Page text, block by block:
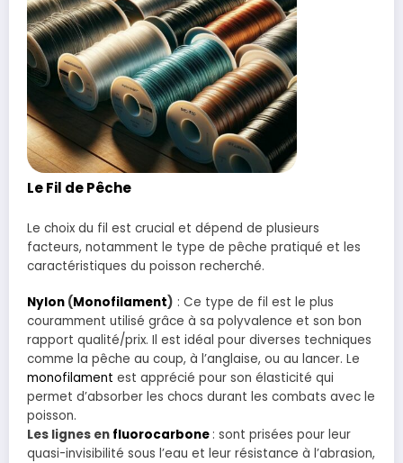
Le Fil de Pêche
Le choix du fil est crucial et dépend de plusieurs
facteurs, notamment le type de pêche pratiqué et les
caractéristiques du poisson recherché.
Nylon (Monofilament) : Ce type de fil est le plus
couramment utilisé grâce à sa polyvalence et son bon
rapport qualité/prix. Il est idéal pour diverses techniques
comme la pêche au coup, à l’anglaise, ou au lancer. Le
monofilament est apprécié pour son élasticité qui
permet d’absorber les chocs durant les combats avec le
poisson.
Les lignes en fluorocarbone : sont prisées pour leur
quasi-invisibilité sous l’eau et leur résistance à l’abrasion,